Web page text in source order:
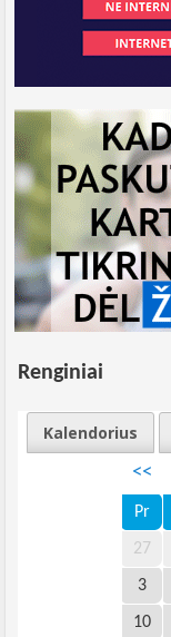
Renginiai
Kalendorius
<<
Pr
27
3
10